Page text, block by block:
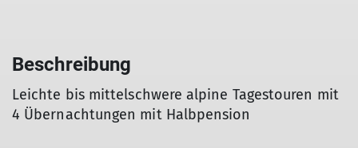
Beschreibung
Leichte bis mittelschwere alpine Tagestouren mit
4 Übernachtungen mit Halbpension